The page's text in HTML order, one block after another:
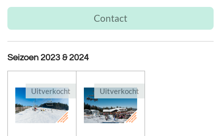
Contact
Seizoen 2023 & 2024
Uitverkocht Uitverkocht